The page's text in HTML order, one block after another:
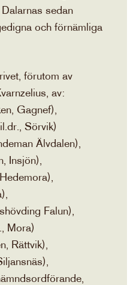
sedan
och förnämliga
förutom av
av:
Gagnef),
Sörvik)
Älvdalen),
Insjön),
Falun),
Mora)
Rättvik),